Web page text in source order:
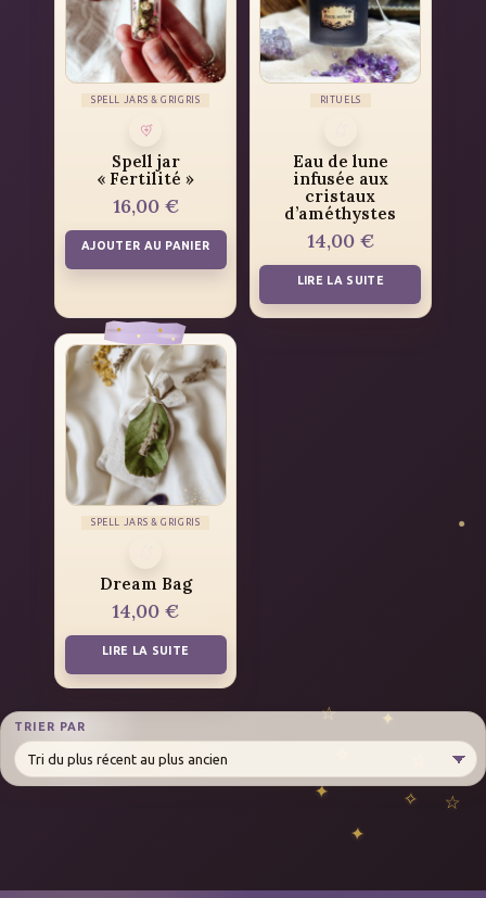
TRIER PAR
SPELL JARS & GRIGRIS
Spell jar
« Fertilité »
16,00 €
AJOUTER AU PANIER
RITUELS
Eau de lune
infusée aux
cristaux
d’améthystes
14,00 €
LIRE LA SUITE
SPELL JARS & GRIGRIS
Dream Bag
14,00€
LIRE LA SUITE